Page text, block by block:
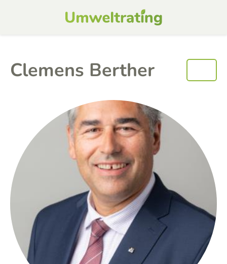
Clemens Berther